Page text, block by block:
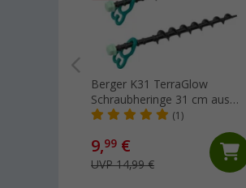
Berger K31 TerraGlow
Schraubheringe 31 cm aus
Kunststoff für gemischte
(1)
9,99 €
UVP 14,99 €